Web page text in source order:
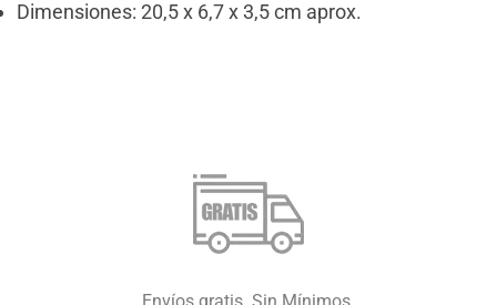
Dimensiones: 20,5 x 6,7 x 3,5 cm aprox.